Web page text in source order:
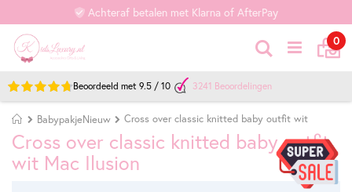
Achteraf betalen met Klarna of AfterPay
0
Zoek
Beoordeeld met 9.5 / 10 3241 Beoordelingen
Home
BabypakjeNieuw Cross over classic knitted baby outfit wit
Cross over classic knitted baby outfit
wit Mac Ilusion